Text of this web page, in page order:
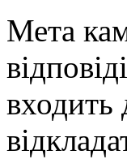
Мета
входить